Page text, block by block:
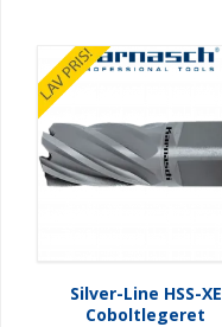
Silver-Line HSS-XE
Coboltlegeret